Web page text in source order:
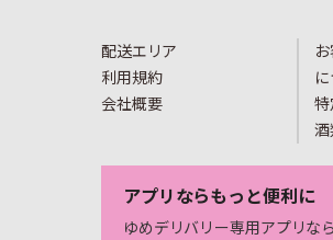
配送エリア
利用規約
会社概要
特
酒
アプリならもっと便利に
ゆめデリバリー専用アプリなら